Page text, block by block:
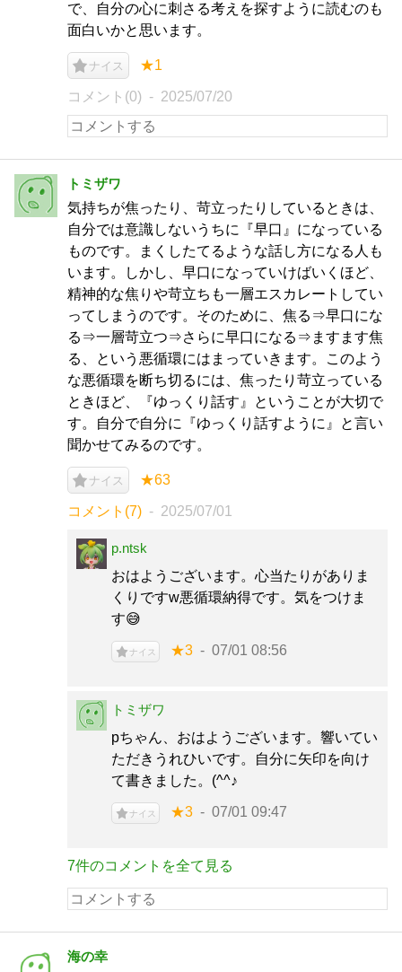
で、自分の心に刺さる考えを探すように読むのも
面白いかと思います。
ナイス ★1
コメント(0) 2025/07/20
トミザワ
気持ちが焦ったり、苛立ったりしているときは、
自分では意識しないうちに『早口』になっている
ものです。まくしたてるような話し方になる人も
います。しかし、早口になっていけばいくほど、
精神的な焦りや苛立ちも一層エスカレートしてい
ってしまうのです。そのために、焦る⇒早口にな
る⇒一層苛立つ⇒さらに早口になる⇒ますます焦
る、という悪循環にはまっていきます。このよう
な悪循環を断ち切るには、焦ったり苛立っている
ときほど、『ゆっくり話す』ということが大切で
す。自分で自分に『ゆっくり話すように』と言い
聞かせてみるのです。
ナイス ★63
コメント(7) 2025/07/01
p.ntsk
おはようございます。心当たりがありま
くりですw悪循環納得です。気をつけま
す😅
ナイス ★3 07/01 08:56
トミザワ
pちゃん、おはようございます。響いてい
ただきうれひいです。自分に矢印を向け
て書きました。(^^♪
ナイス ★3 07/01 09:47
7件のコメントを全て見る
海の幸